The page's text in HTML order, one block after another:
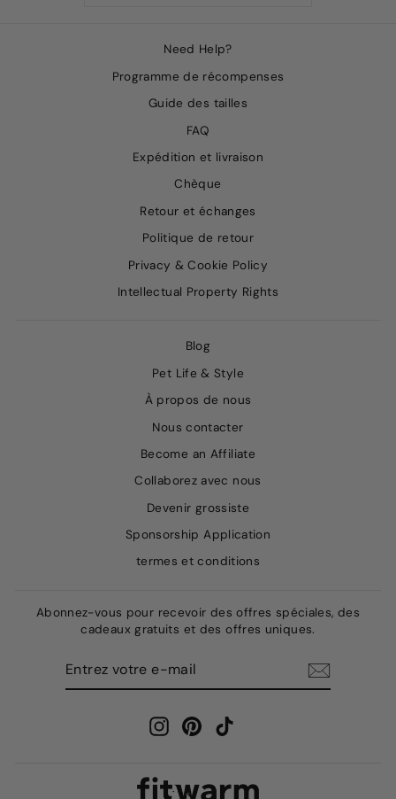
Need Help?
Programme de récompenses
Guide des tailles
FAQ
Expédition et livraison
Chèque
Retour et échanges
Politique de retour
Privacy & Cookie Policy
Intellectual Property Rights
Blog
Pet Life & Style
À propos de nous
Nous contacter
Become an Affiliate
Collaborez avec nous
Devenir grossiste
Sponsorship Application
termes et conditions
Abonnez-vous pour recevoir des offres spéciales, des
cadeaux gratuits et des offres uniques.
InstagramPinterestTikTok